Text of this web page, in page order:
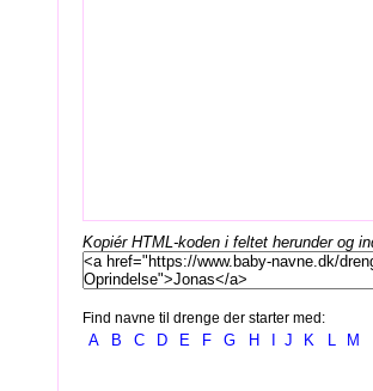
Kopiér HTML-koden i feltet herunder og
Find navne til drenge der starter med:
A B C D E F G H J K L M